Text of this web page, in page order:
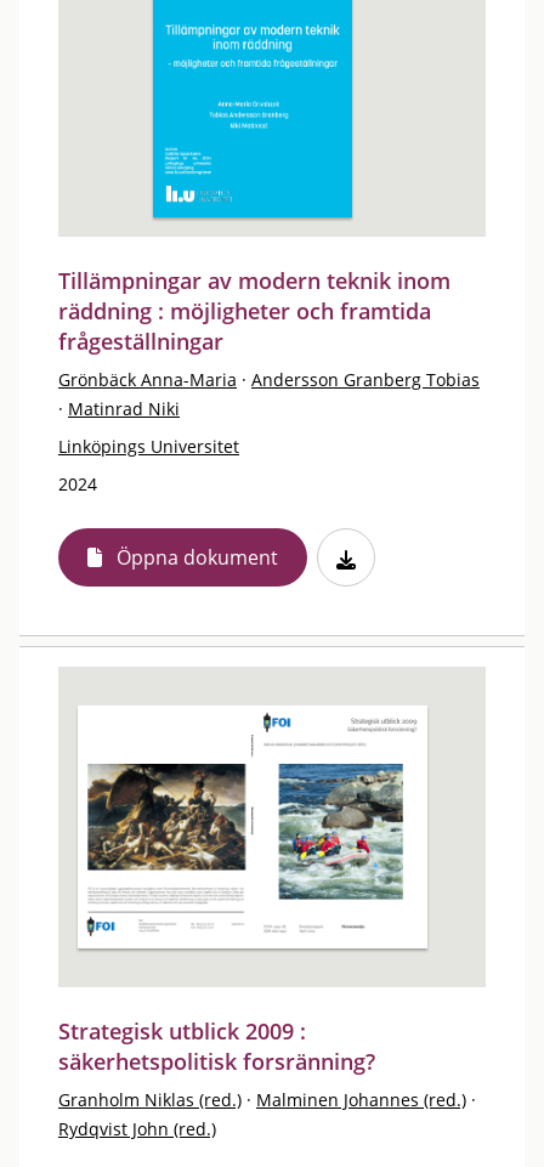
Tillämpningar av modern teknik inom
räddning : möjligheter och framtida
frågeställningar
Grönbäck Anna-Maria · Andersson Granberg Tobias
· Matinrad Niki
Linköpings Universitet
2024
Öppna dokument
Strategisk utblick 2009 :
säkerhetspolitisk forsränning?
Granholm Niklas (red.) · Malminen Johannes (red.) ·
Rydqvist John (red.)